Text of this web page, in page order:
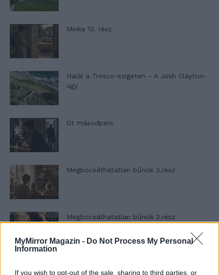
MyMirror Magazin - Do Not Process My Personal
Information
If you wish to opt-out of the sale, sharing to third parties, or
Minka 13. rész
Halál a Tresco-szigeten – A Josh Clayton-
ügy
Öt másodperc
Megbocsáthatatlan bűnök 3.rész
Megbocsáthatatlan bűnök 2.rész